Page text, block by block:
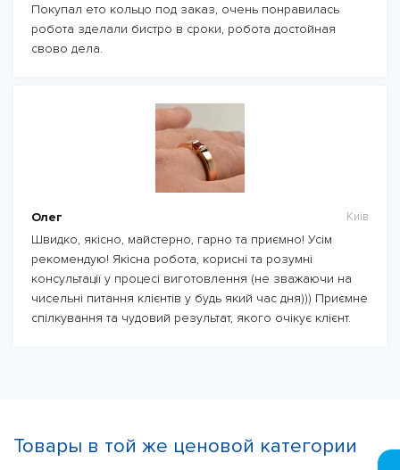
Покупал ето кольцо под заказ, очень понравилась
робота зделали бистро в сроки, робота достойная
свово дела.
Олег Київ
Швидко, якісно, майстерно, гарно та приємно! Усім
рекомендую! Якісна робота, корисні та розумні
консультації у процесі виготовлення (не зважаючи на
чисельні питання клієнтів у будь який час дня))) Приємне
спілкування та чудовий результат, якого очікує клієнт.
Товары в той же ценовой категории